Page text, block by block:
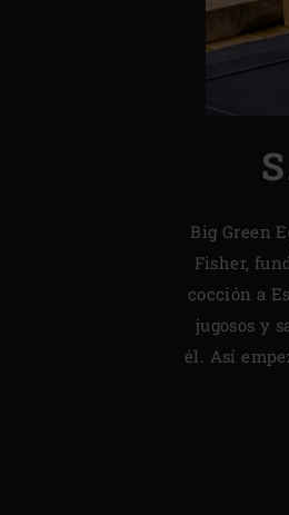
Big Green
Fisher,
cocción a
jugosos y
él. Así